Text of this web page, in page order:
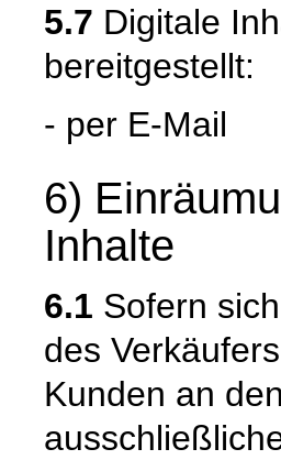
5.7 Digitale
bereitgestellt:
- per E-Mail
6)
Inhalte
6.1 Sofern
des
Kunden an